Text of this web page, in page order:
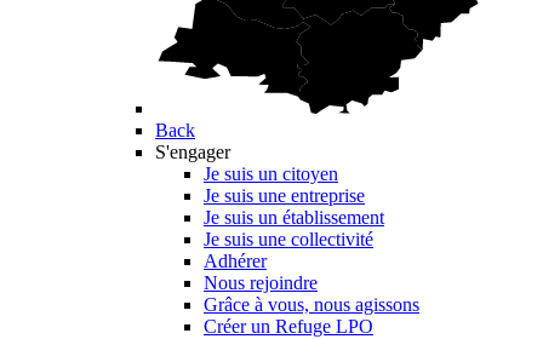
Back
S'engager
Je suis un citoyen
Je suis une entreprise
Je suis un établissement
Je suis une collectivité
Adhérer
Nous rejoindre
Grâce à vous, nous agissons
Créer un Refuge LPO